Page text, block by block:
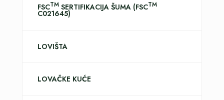
FSCTM SERTIFIKACIJA ŠUMA (FSCTM
C021645)
LOVIŠTA
LOVAČKE KUĆE